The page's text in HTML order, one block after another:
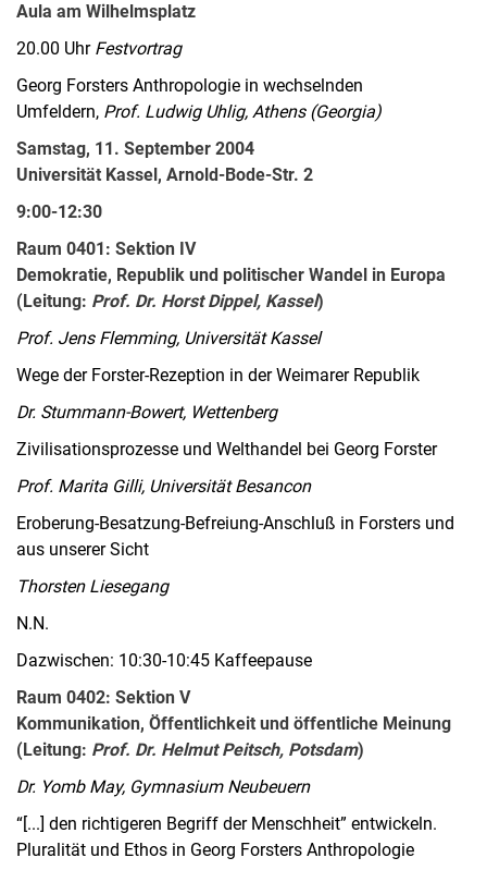
Aula am Wilhelmsplatz
20.00 Uhr Festvortrag
Georg Forsters Anthropologie in wechselnden
Umfeldern, Prof. Ludwig Uhlig, Athens (Georgia)
Samstag, 11. September 2004
Universität Kassel, Arnold-Bode-Str. 2
9:00-12:30
Raum 0401: Sektion IV
Demokratie, Republik und politischer Wandel in Europa
(Leitung: Prof. Dr. Horst Dippel, Kassel)
Prof. Jens Flemming, Universität Kassel
Wege der Forster-Rezeption in der Weimarer Republik
Dr. Stummann-Bowert, Wettenberg
Zivilisationsprozesse und Welthandel bei Georg Forster
Prof. Marita Gilli, Universität Besancon
Eroberung-Besatzung-Befreiung-Anschluß in Forsters und
aus unserer Sicht
Thorsten Liesegang
N.N.
Dazwischen: 10:30-10:45 Kaffeepause
Raum 0402: Sektion V
Kommunikation, Öffentlichkeit und öffentliche Meinung
(Leitung: Prof. Dr. Helmut Peitsch, Potsdam)
Dr. Yomb May, Gymnasium Neubeuern
“[...] den richtigeren Begriff der Menschheit” entwickeln.
Pluralität und Ethos in Georg Forsters Anthropologie